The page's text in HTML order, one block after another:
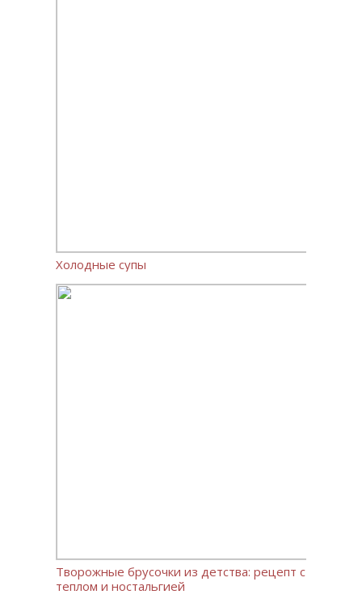
Холодные супы
Творожные брусочки из детства: рецепт с
теплом и ностальгией